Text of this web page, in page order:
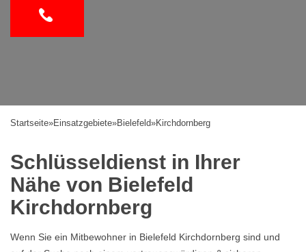
Startseite»Einsatzgebiete»Bielefeld»Kirchdornberg
Schlüsseldienst in Ihrer
Nähe von Bielefeld
Kirchdornberg
Wenn Sie ein Mitbewohner in Bielefeld Kirchdornberg sind und